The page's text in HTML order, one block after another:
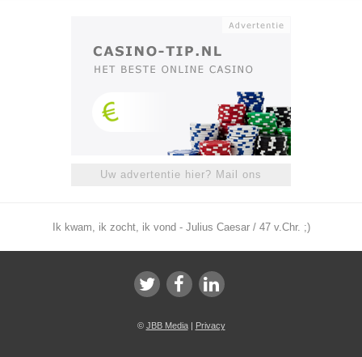
Uw advertentie hier? Mail ons
Ik kwam, ik zocht, ik vond - Julius Caesar / 47 v.Chr. ;)
© JBB Media| Privacy